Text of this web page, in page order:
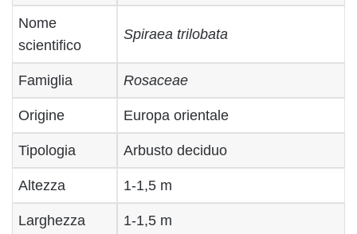
Nome
scientifico
Spiraea trilobata
Famiglia Rosaceae
Origine Europa orientale
Tipologia Arbusto deciduo
Altezza 1-1,5 m
Larghezza 1-1,5 m